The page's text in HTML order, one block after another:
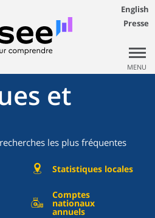
English
Presse
MENU
et
les plus fréquentes
Statistiques locales
Comptes
nationaux
annuels